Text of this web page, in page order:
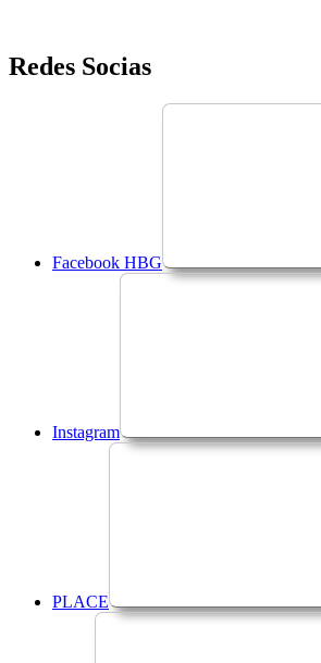
Saltar
para
Redes Socias
Facebook HBG
Instagram
PLACE